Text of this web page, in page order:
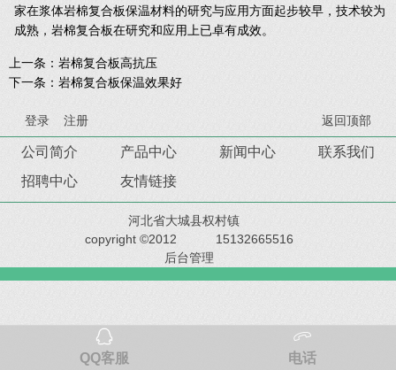
家在浆体岩棉复合板保温材料的研究与应用方面起步较早，技术较为
成熟，岩棉复合板在研究和应用上已卓有成效。
上一条： 岩棉复合板高抗压
下一条： 岩棉复合板保温效果好
登录 注册 返回顶部
公司简介 产品中心 新闻中心
联系我们
招聘中心
友情链接
河北省大城县权村镇
copyright ©2012
15132665516
后台管理
QQ客服 电话